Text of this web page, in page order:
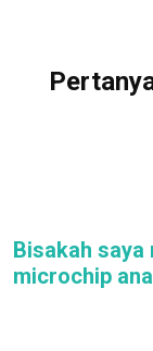
Bisakah saya
microchip